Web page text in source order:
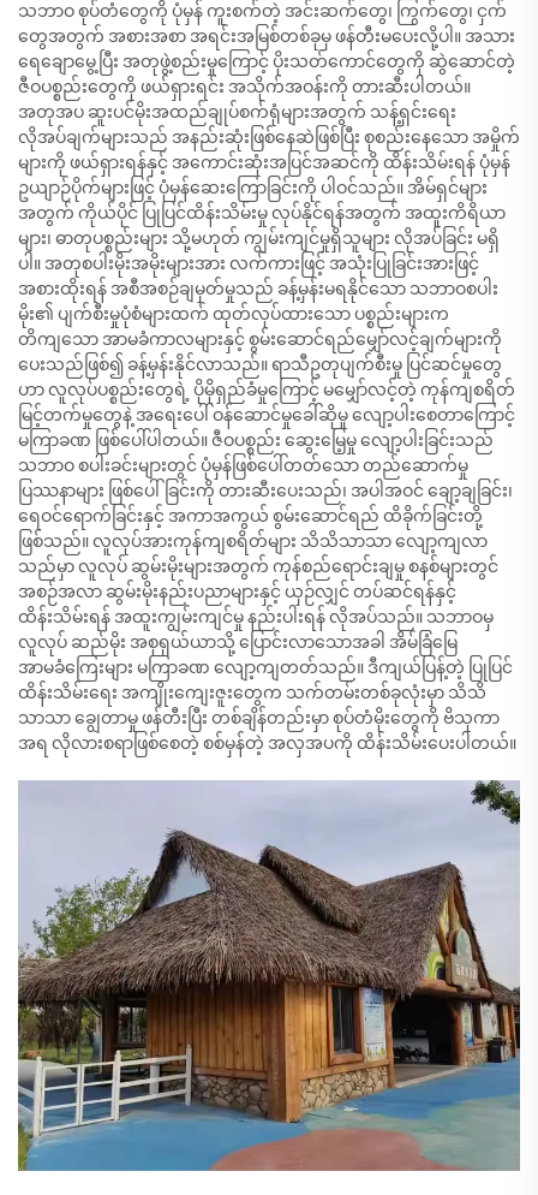
သဘာဝ စုပ်တံတွေကို ပုံမှန် ကူးစက်တဲ့ အင်းဆက်တွေ၊ ကြွက်တွေ၊ ငှက်
တွေအတွက် အစားအစာ အရင်းအမြစ်တစ်ခုမှ ဖန်တီးမပေးလို့ပါ။ အသား
ရေချောမွေ့ပြီး အတုဖွဲ့စည်းမှုကြောင့် ပိုးသတ်ကောင်တွေကို ဆွဲဆောင်တဲ့
ဇီဝပစ္စည်းတွေကို ဖယ်ရှားရင်း အသိုက်အဝန်းကို တားဆီးပါတယ်။
အတုအပ ဆူးပင်မိုးအထည်ချုပ်စက်ရုံများအတွက် သန့်ရှင်းရေး
လိုအပ်ချက်များသည် အနည်းဆုံးဖြစ်နေဆဲဖြစ်ပြီး စုစည်းနေသော အမှိုက်
များကို ဖယ်ရှားရန်နှင့် အကောင်းဆုံးအပြင်အဆင်ကို ထိန်းသိမ်းရန် ပုံမှန်
ဥယျာဉ်ပိုက်များဖြင့် ပုံမှန်ဆေးကြောခြင်းကို ပါဝင်သည်။ အိမ်ရှင်များ
အတွက် ကိုယ်ပိုင် ပြုပြင်ထိန်းသိမ်းမှု လုပ်နိုင်ရန်အတွက် အထူးကိရိယာ
များ၊ ဓာတုပစ္စည်းများ သို့မဟုတ် ကျွမ်းကျင်မှုရှိသူများ လိုအပ်ခြင်း မရှိ
ပါ။ အတုစပါးမိုးအမိုးများအား လက်ကားဖြင့် အသုံးပြုခြင်းအားဖြင့်
အစားထိုးရန် အစီအစဉ်ချမှတ်မှုသည် ခန့်မှန်းမရနိုင်သော သဘာဝစပါး
မိုး၏ ပျက်စီးမှုပုံစံများထက် ထုတ်လုပ်ထားသော ပစ္စည်းများက
တိကျသော အာမခံကာလများနှင့် စွမ်းဆောင်ရည်မျှော်လင့်ချက်များကို
ပေးသည်ဖြစ်၍ ခန့်မှန်းနိုင်လာသည်။ ရာသီဥတုပျက်စီးမှု ပြင်ဆင်မှုတွေ
ဟာ လူလုပ်ပစ္စည်းတွေရဲ့ ပိုမိုရှည်ခံမှုကြောင့် မမျှော်လင့်တဲ့ ကုန်ကျစရိတ်
မြင့်တက်မှုတွေနဲ့ အရေးပေါ် ဝန်ဆောင်မှုခေါ်ဆိုမှု လျော့ပါးစေတာကြောင့်
မကြာခဏ ဖြစ်ပေါ်ပါတယ်။ ဇီဝပစ္စည်း ဆွေးမြေ့မှု လျော့ပါးခြင်းသည်
သဘာဝ စပါးခင်းများတွင် ပုံမှန်ဖြစ်ပေါ်တတ်သော တည်ဆောက်မှု
ပြဿနာများ ဖြစ်ပေါ်ခြင်းကို တားဆီးပေးသည်၊ အပါအဝင် ချော့ချခြင်း၊
ရေဝင်ရောက်ခြင်းနှင့် အကာအကွယ် စွမ်းဆောင်ရည် ထိခိုက်ခြင်းတို့
ဖြစ်သည်။ လူလုပ်အားကုန်ကျစရိတ်များ သိသိသာသာ လျော့ကျလာ
သည်မှာ လူလုပ် ဆွမ်းမိုးများအတွက် ကုန်စည်ရောင်းချမှု စနစ်များတွင်
အစဉ်အလာ ဆွမ်းမိုးနည်းပညာများနှင့် ယှဉ်လျှင် တပ်ဆင်ရန်နှင့်
ထိန်းသိမ်းရန် အထူးကျွမ်းကျင်မှု နည်းပါးရန် လိုအပ်သည်။ သဘာဝမှ
လူလုပ် ဆည်မိုး အစုရှယ်ယာသို့ ပြောင်းလာသောအခါ အိမ်ခြံမြေ
အာမခံကြေးများ မကြာခဏ လျော့ကျတတ်သည်။ ဒီကျယ်ပြန့်တဲ့ ပြုပြင်
ထိန်းသိမ်းရေး အကျိုးကျေးဇူးတွေက သက်တမ်းတစ်ခုလုံးမှာ သိသိ
သာသာ ချွေတာမှု ဖန်တီးပြီး တစ်ချိန်တည်းမှာ စုပ်တံမိုးတွေကို ဗိသုကာ
အရ လိုလားစရာဖြစ်စေတဲ့ စစ်မှန်တဲ့ အလှအပကို ထိန်းသိမ်းပေးပါတယ်။